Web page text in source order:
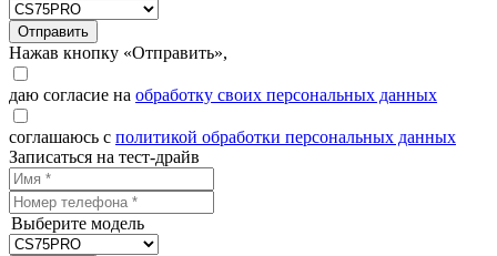
Отправить
Нажав кнопку «Отправить»,
даю согласие на обработку своих персональных данных
соглашаюсь с политикой обработки персональных данных
Записаться на тест-драйв
Выберите модель